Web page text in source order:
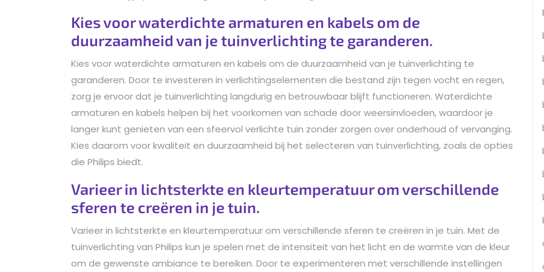
Kies voor waterdichte armaturen en kabels om de
duurzaamheid van je tuinverlichting te garanderen.
Kies voor waterdichte armaturen en kabels om de duurzaamheid van je tuinverlichting te
garanderen. Door te investeren in verlichtingselementen die bestand zijn tegen vocht en regen,
zorg je ervoor dat je tuinverlichting langdurig en betrouwbaar blijft functioneren. Waterdichte
armaturen en kabels helpen bij het voorkomen van schade door weersinvloeden, waardoor je
langer kunt genieten van een sfeervol verlichte tuin zonder zorgen over onderhoud of vervanging.
Kies daarom voor kwaliteit en duurzaamheid bij het selecteren van tuinverlichting, zoals de opties
die Philips biedt.
Varieer in lichtsterkte en kleurtemperatuur om verschillende
sferen te creëren in je tuin.
Varieer in lichtsterkte en kleurtemperatuur om verschillende sferen te creëren in je tuin. Met de
tuinverlichting van Philips kun je spelen met de intensiteit van het licht en de warmte van de kleur
om de gewenste ambiance te bereiken. Door te experimenteren met verschillende instellingen